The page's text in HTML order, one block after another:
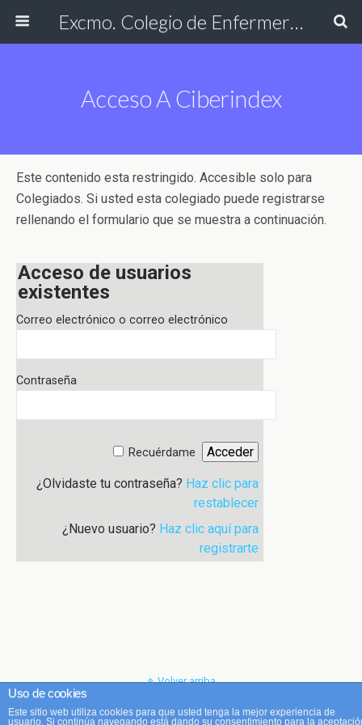
Excmo. Colegio de Enfermería de Cádiz
Acceso A Ciberindex
Este contenido esta restringido. Accesible solo para
Colegiados. Si usted esta colegiado puede registrarse
rellenando el formulario que se muestra a continuación.
Acceso de usuarios
existentes
Correo electrónico o correo electrónico
Contraseña
Recuérdame
¿Olvidaste tu contraseña? Haz clic para
restablecer
¿Nuevo usuario? Haz clic aquí para
registrarte
Volver arriba
Móvil Escritorio
Uso de cookies
Este sitio web utiliza cookies para que usted tenga la mejor experiencia de
usuario. Si continúa navegando está dando su consentimiento para la